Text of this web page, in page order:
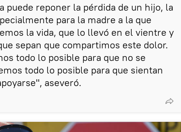
puede reponer la pérdida de un hijo, la
para la madre a la que
la vida, que lo llevó en el vientre y
sepan que compartimos este dolor.
todo lo posible para que no se
todo lo posible para que sientan
aseveró.